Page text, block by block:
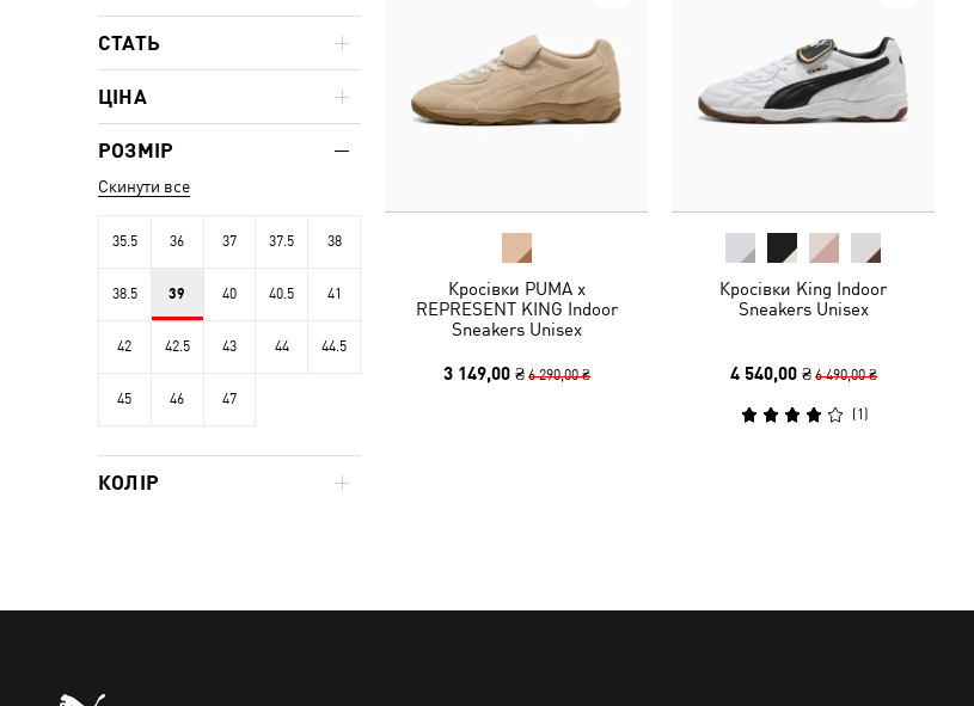
Кросівки PUMA x
REPRESENT KING Indoor
Sneakers Unisex
3 149,00 ₴ 6 290,00 ₴
Кросівки King Indoor
Sneakers Unisex
4 540,00 ₴ 6 490,00 ₴
(1 )
СТАТЬ
ЦІНА
РОЗМІР
Скинути все
35.5 36 37 37.5 38
38.5 39 40 40.5 41
42 42.5 43 44 44.5
45 46 47
КОЛІР